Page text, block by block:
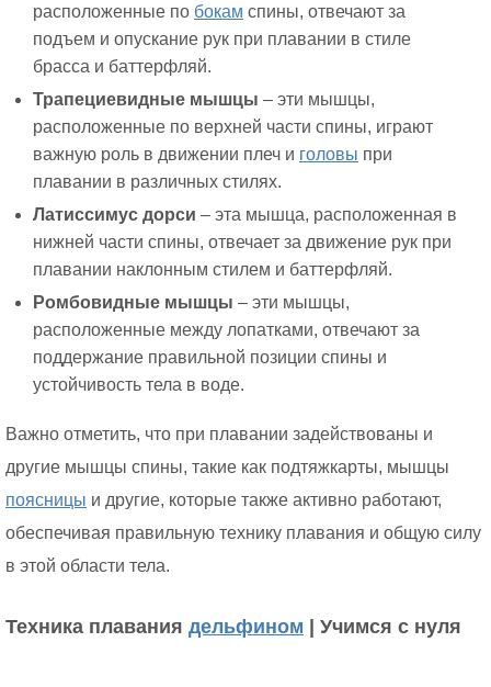
расположенные по бокам спины, отвечают за
подъем и опускание рук при плавании в стиле
брасса и баттерфляй.
Трапециевидные мышцы – эти мышцы,
расположенные по верхней части спины, играют
важную роль в движении плеч и головы при
плавании в различных стилях.
Латиссимус дорси – эта мышца, расположенная в
нижней части спины, отвечает за движение рук при
плавании наклонным стилем и баттерфляй.
Ромбовидные мышцы – эти мышцы,
расположенные между лопатками, отвечают за
поддержание правильной позиции спины и
устойчивость тела в воде.
Важно отметить, что при плавании задействованы и
другие мышцы спины, такие как подтяжкарты, мышцы
поясницы и другие, которые также активно работают,
обеспечивая правильную технику плавания и общую силу
в этой области тела.
Техника плавания дельфином | Учимся с нуля